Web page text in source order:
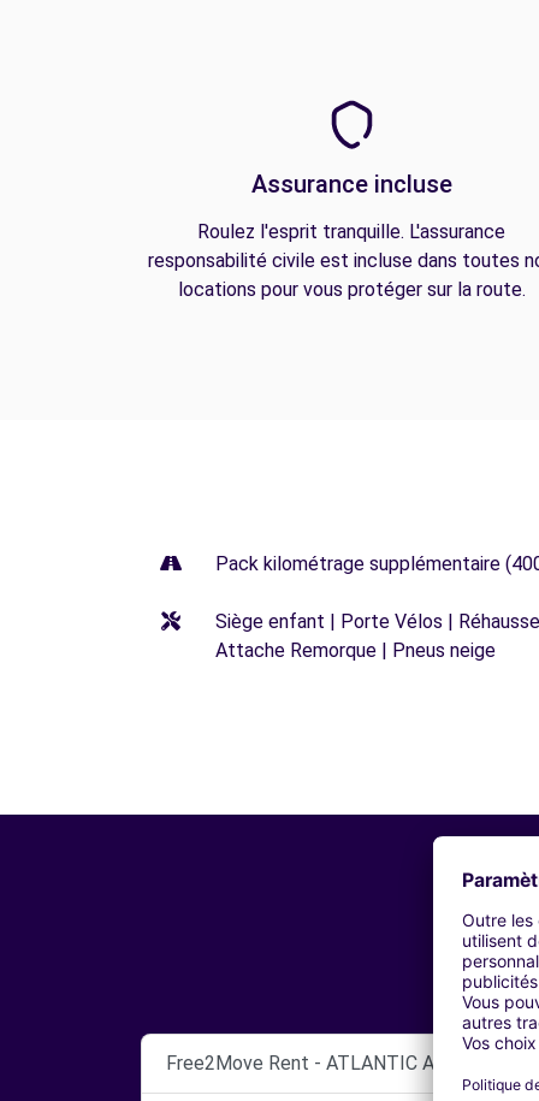
Assurance incluse
Roulez l'esprit tranquille. L'assurance
responsabilité civile est incluse dans toutes
locations pour vous protéger sur la route.
Pack kilométrage supplémentaire
Siège enfant | Porte Vélos |
Attache Remorque | Pneus neige
Free2Move Rent - ATLANTIC AUTO